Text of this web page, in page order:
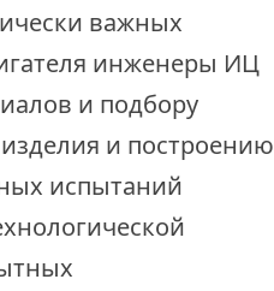
важных
инженеры ИЦ
и подбору
и построению
испытаний